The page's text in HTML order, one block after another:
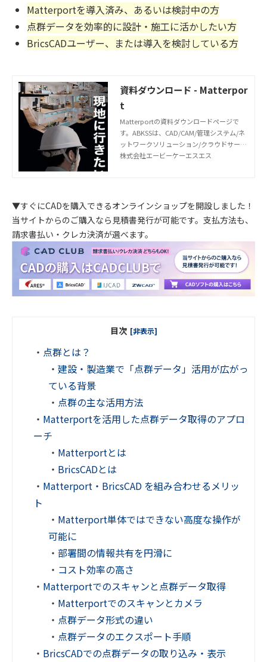
Matterportを導入済み、あるいは検討中の方
点群データを効率的に設計・施工に活かしたい方
BricsCADユーザー、または導入を検討している方
資料ダウンロード - Matterpor
t
Matterportの資料ダウンロードページで
す。ABKSSは、CAD/CAM/管理システム/ネ
ットワークソリューション/クラウドサービ
スの専門知識や豊富な経験を兼ね備えてお
株式会社エービーケーエスエス
▼すぐにCADを購入できるオンラインショップを開設しました！
当サイトからのご購入なら見積書発行が可能です。支払方法も、
請求書払い・クレカ決済が選べます。
目次 [非表示]
・ 点群とは？
・ 建設・製造業で「点群データ」活用が広がっ
ている背景
・ 点群の主な活用方法
・ Matterportを活用した点群データ取得のアプロ
ーチ
・ Matterportとは
・ BricsCADとは
・ Matterport・BricsCAD を組み合わせるメリッ
ト
・ Matterport単体ではできない高度な操作が
可能に
・ 部署間の情報共有を円滑に
・ コスト効率の高さ
・ Matterportでのスキャンと点群データ取得
・ Matterportでのスキャンとカメラ
・ 点群データ形式の違い
・ 点群データのエクスポート手順
・ BricsCADでの点群データの取り込み・表示